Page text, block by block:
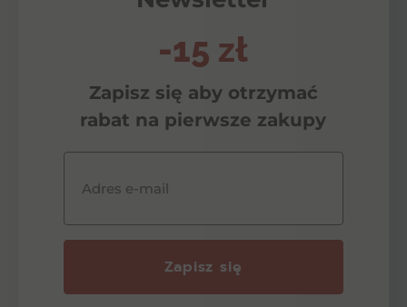
-15 zł
Zapisz się aby otrzymać
rabat na pierwsze zakupy
Adres e-mail
Zapisz się